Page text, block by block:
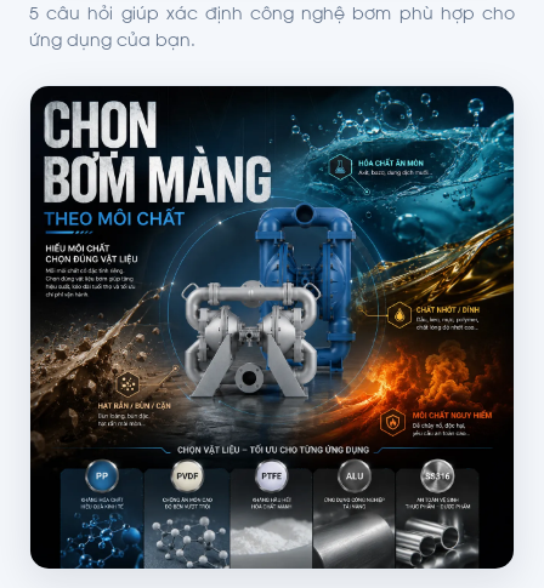
5 câu hỏi giúp xác định công nghệ bơm phù hợp cho
ứng dụng của bạn.